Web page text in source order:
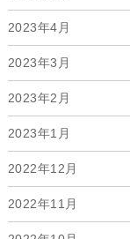
2023年4月
2023年3月
2023年2月
2023年1月
2022年12月
2022年11月